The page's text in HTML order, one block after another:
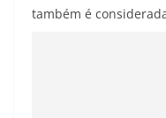
também é